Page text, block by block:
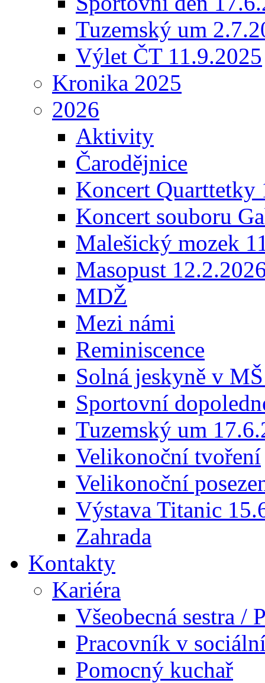
Tuzemský um
Výlet ČT 11.9.2025
Kronika 2025
2026
Aktivity
Čarodějnice
Koncert Quarttetky
Koncert souboru
Malešický mozek
Masopust
MDŽ
Mezi námi
Reminiscence
Solná jeskyně v
Sportovní
Tuzemský um
Velikonoční tvoření
Velikonoční
Výstava Titanic
Zahrada
Kontakty
Kariéra
Všeobecná sestra /
Pracovník v
Pomocný kuchař